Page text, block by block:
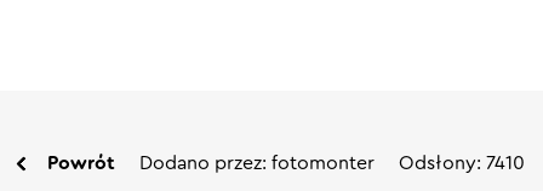
Powrót Dodano przez: fotomonter Odsłony: 7410